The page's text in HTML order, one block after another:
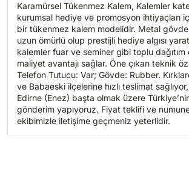
Karamürsel Tükenmez Kalem, Kalemler
kurumsal hediye ve promosyon ihtiyaçları
bir tükenmez kalem modelidir. Metal
uzun ömürlü olup prestijli hediye algısı
kalemler fuar ve seminer gibi toplu
maliyet avantajı sağlar. Öne çıkan teknik
Telefon Tutucu: Var; Gövde: Rubber.
ve Babaeski ilçelerine hızlı teslimat
Edirne (Enez) başta olmak üzere
gönderim yapıyoruz. Fiyat teklifi ve
ekibimizle iletişime geçmeniz yeterlidir.